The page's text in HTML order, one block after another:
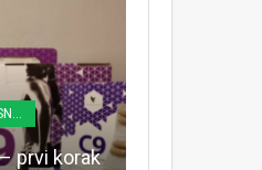
prvi korak